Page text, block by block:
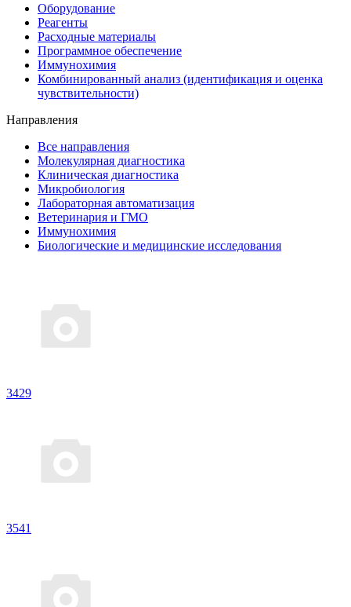
Оборудование
Реагенты
Расходные материалы
Программное обеспечение
Иммунохимия
Комбинированный анализ (идентификация и оценка
чувствительности)
Направления
Все направления
Молекулярная диагностика
Клиническая диагностика
Микробиология
Лабораторная автоматизация
Ветеринария и ГМО
Иммунохимия
Биологические и медицинские исследования
3429
3541